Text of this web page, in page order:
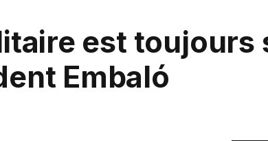
est toujours
Embaló